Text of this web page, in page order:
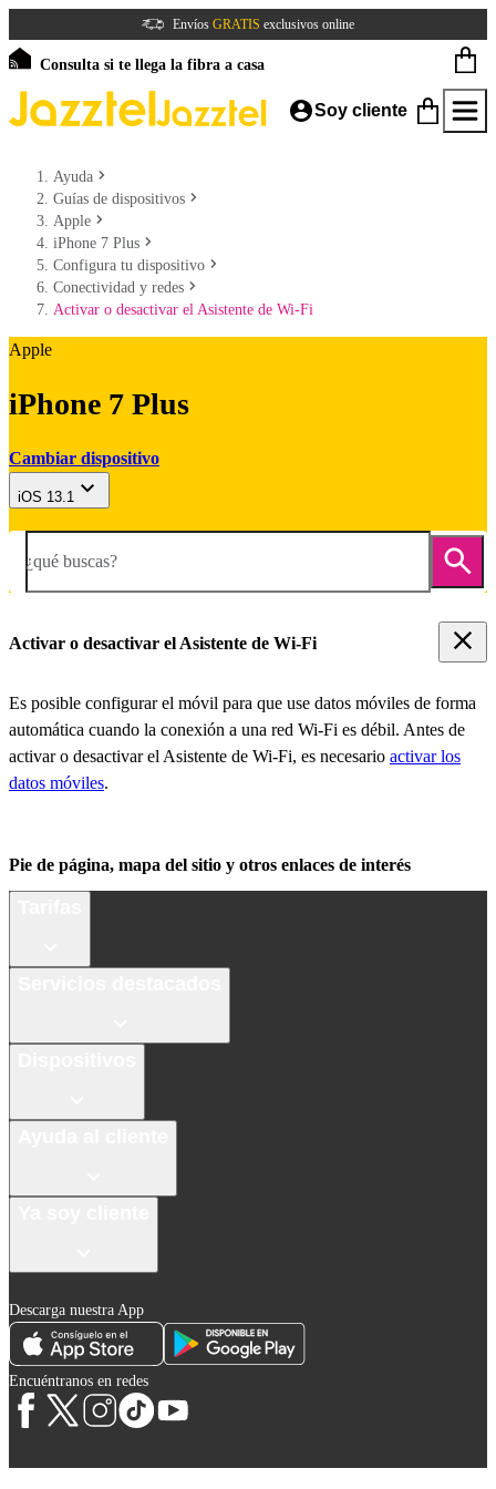
Envíos GRATIS exclusivos online
Consulta si te llega la fibra a casa
Soy cliente
Ayuda
Guías de dispositivos
Apple
iPhone 7 Plus
Configura tu dispositivo
Conectividad y redes
Activar o desactivar el Asistente de Wi-Fi
Apple
iPhone 7 Plus
Cambiar dispositivo
iOS 13.1
¿qué buscas?
Activar o desactivar el Asistente de Wi-Fi
Es posible configurar el móvil para que use datos móviles de forma
automática cuando la conexión a una red Wi-Fi es débil. Antes de
activar o desactivar el Asistente de Wi-Fi, es necesario activar los
datos móviles.
Pie de página, mapa del sitio y otros enlaces de interés
Descarga nuestra App
Encuéntranos en redes